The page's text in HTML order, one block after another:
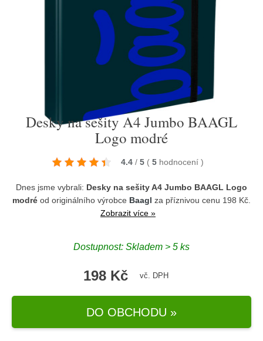
Desky na sešity A4 Jumbo BAAGL
Logo modré
4.4 / 5 ( 5 hodnocení )
Dnes jsme vybrali: Desky na sešity A4 Jumbo BAAGL Logo
modré od originálního výrobce Baagl za příznivou cenu 198 Kč.
Zobrazit více »
Dostupnost: Skladem > 5 ks
198 Kč vč. DPH
DO OBCHODU »